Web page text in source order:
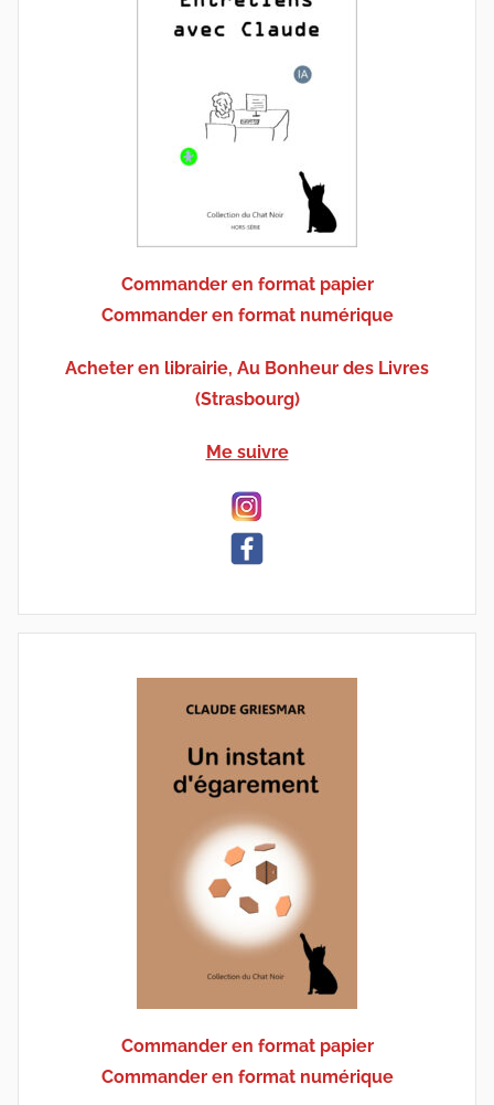
Commander en format papier
Commander en format numérique
Acheter en librairie, Au Bonheur des Livres
(Strasbourg)
Me suivre
Commander en format papier
Commander en format numérique